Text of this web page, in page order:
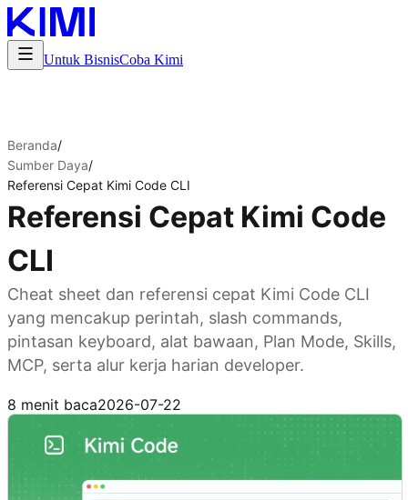
Untuk BisnisCoba Kimi
Beranda/
Sumber Daya/
Referensi Cepat Kimi Code CLI
Referensi Cepat Kimi Code
CLI
Cheat sheet dan referensi cepat Kimi Code CLI
yang mencakup perintah, slash commands,
pintasan keyboard, alat bawaan, Plan Mode, Skills,
MCP, serta alur kerja harian developer.
8 menit baca2026-07-22